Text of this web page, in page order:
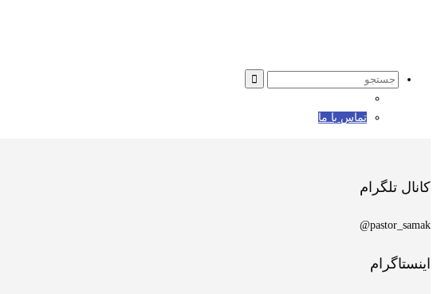
Search
تماس با ما
کانال تلگرام
pastor_samak@
اینستاگرام